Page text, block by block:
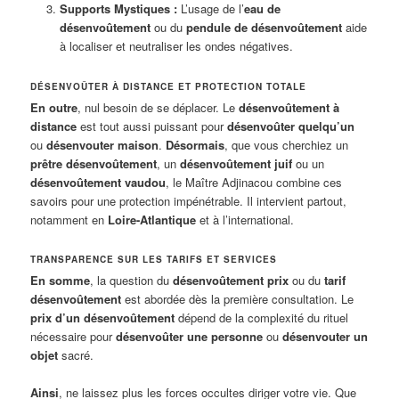
Supports Mystiques :L’usage de l’eau de
désenvoûtementou du pendule de désenvoûtementaide
à localiser et neutraliser les ondes négatives.
DÉSENVOÛTER À DISTANCE ET PROTECTION TOTALE
En outre, nul besoin de se déplacer. Ledésenvoûtement à
distance est tout aussi puissant pourdésenvoûter quelqu’un
oudésenvouter maison. Désormais, que vous cherchiez un
prêtre désenvoûtement, undésenvoûtement juif ou un
désenvoûtement vaudou, le Maître Adjinacou combine ces
savoirs pour une protection impénétrable. Il intervient partout,
notamment en Loire-Atlantique et à l’international.
TRANSPARENCE SUR LES TARIFS ET SERVICES
En somme, la question dudésenvoûtement prix ou dutarif
désenvoûtement est abordée dès la première consultation. Le
prix d’un désenvoûtement dépend de la complexité du rituel
nécessaire pourdésenvoûter une personne oudésenvouter un
objet sacré.
Ainsi, ne laissez plus les forces occultes diriger votre vie. Que